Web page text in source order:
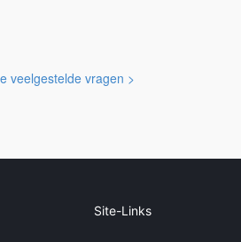
veelgestelde vragen >
Site-Links